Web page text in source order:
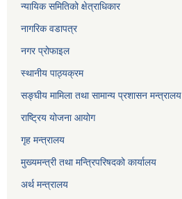
न्यायिक समितिको क्षेत्राधिकार
नागरिक वडापत्र
नगर प्रोफाइल
स्थानीय पाठ्यक्रम
सङ्घीय मामिला तथा सामान्य प्रशासन मन्त्रालय
राष्ट्रिय योजना आयोग
गृह मन्त्रालय
मुख्यमन्त्री तथा मन्त्रिपरिषदको कार्यालय
अर्थ मन्त्रालय